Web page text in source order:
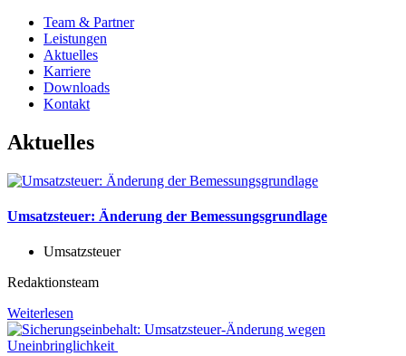
Team & Partner
Leistungen
Aktuelles
Karriere
Downloads
Kontakt
Aktuelles
Umsatzsteuer: Änderung der Bemessungsgrundlage
Umsatzsteuer
Redaktionsteam
Weiterlesen